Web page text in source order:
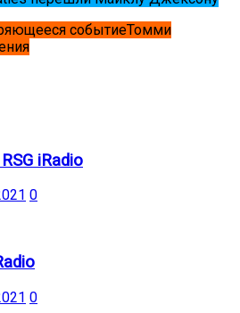
событиеТомми
iRadio
0
0